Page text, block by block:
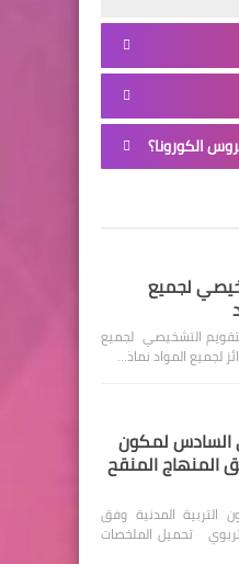
الكورونا؟
لجميع
التشخيصي لجميع
لجميع المواد نماذ…
السادس لمكون
المنهاج المنقح
المدنية وفق
تحميل الملخصات